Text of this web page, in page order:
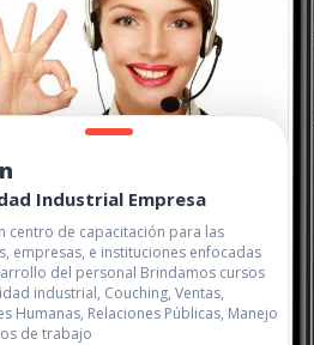
Industrial Empresa
centro de capacitación para las
empresas, e instituciones enfocadas
del personal Brindamos cursos
industrial, Couching, Ventas,
Humanas, Relaciones Públicas, Manejo
de trabajo